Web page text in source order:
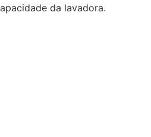
da lavadora.